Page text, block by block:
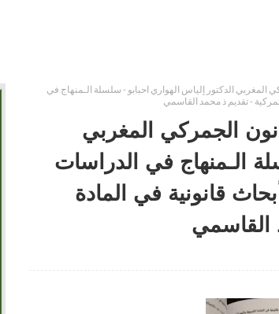
المغربي الدكتور إلياس الهواري احبابو - سلسلة الـمنهاج في
- تقديم ذ محمد القاسمي
الجمركي المغربي
الـمنهاج في الدراسات
قانونية في المادة
القاسمي